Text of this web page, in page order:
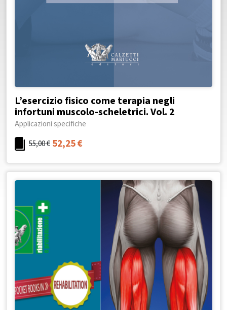
L’esercizio fisico come terapia negli
infortuni muscolo-scheletrici. Vol. 2
Applicazioni specifiche
55,00€ 52,25€